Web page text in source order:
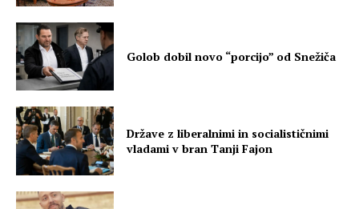
Golob dobil novo “porcijo” od Snežiča
Države z liberalnimi in socialističnimi
vladami v bran Tanji Fajon